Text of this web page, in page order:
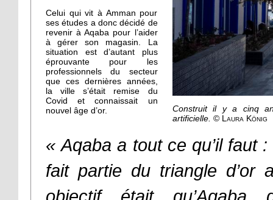
Celui qui vit à Amman pour
ses études a donc décidé de
revenir à Aqaba pour l’aider
à gérer son magasin. La
situation est d’autant plus
éprouvante pour les
professionnels du secteur
que ces dernières années,
la ville s’était remise du
Covid et connaissait un
nouvel âge d’or.
Construit il y a cinq
artificielle. © Laura König
« Aqaba a tout ce qu’il faut
fait partie du triangle d’or